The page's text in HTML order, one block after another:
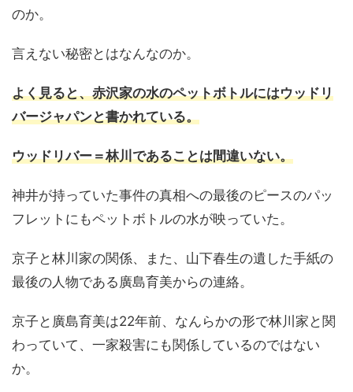
のか。
言えない秘密とはなんなのか。
よく見ると、赤沢家の水のペットボトルにはウッドリ
バージャパンと書かれている。
ウッドリバー＝林川であることは間違いない。
神井が持っていた事件の真相への最後のピースのパッ
フレットにもペットボトルの水が映っていた。
京子と林川家の関係、また、山下春生の遺した手紙の
最後の人物である廣島育美からの連絡。
京子と廣島育美は22年前、なんらかの形で林川家と関
わっていて、一家殺害にも関係しているのではない
か。